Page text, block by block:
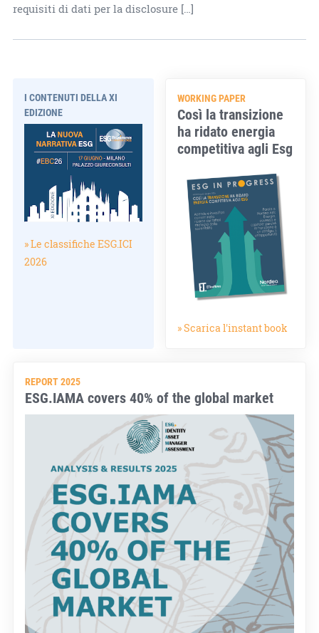
requisiti di dati per la disclosure […]
I CONTENUTI DELLA XI
EDIZIONE
» Le classifiche ESG.ICI
2026
WORKING PAPER
Così la transizione
ha ridato energia
competitiva agli Esg
» Scarica l'instant book
REPORT 2025
ESG.IAMA covers 40% of the global market